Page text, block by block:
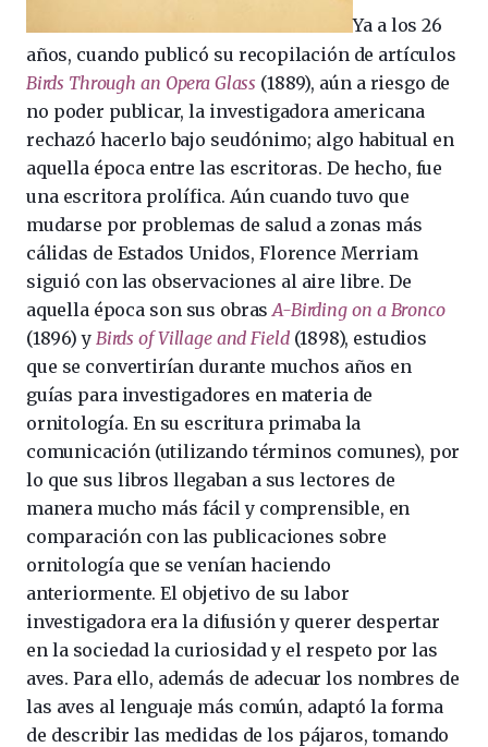
Ya a los 26
años, cuando publicó su recopilación de artículos
Birds Through an Opera Glass (1889), aún a riesgo de
no poder publicar, la investigadora americana
rechazó hacerlo bajo seudónimo; algo habitual en
aquella época entre las escritoras. De hecho, fue
una escritora prolífica. Aún cuando tuvo que
mudarse por problemas de salud a zonas más
cálidas de Estados Unidos, Florence Merriam
siguió con las observaciones al aire libre. De
aquella época son sus obrasA-Birding on a Bronco
(1896) y Birds of Village and Field(1898), estudios
que se convertirían durante muchos años en
guías para investigadores en materia de
ornitología. En su escritura primaba la
comunicación (utilizando términos comunes), por
lo que sus libros llegaban a sus lectores de
manera mucho más fácil y comprensible, en
comparación con las publicaciones sobre
ornitología que se venían haciendo
anteriormente. El objetivo de su labor
investigadora era la difusión y querer despertar
en la sociedad la curiosidad y el respeto por las
aves. Para ello, además de adecuar los nombres de
las aves al lenguaje más común, adaptó la forma
de describir las medidas de los pájaros, tomando